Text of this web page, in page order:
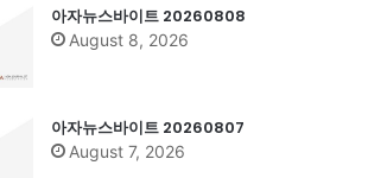
아자뉴스바이트 20260808
August 8, 2026
아자뉴스바이트 20260807
August 7, 2026